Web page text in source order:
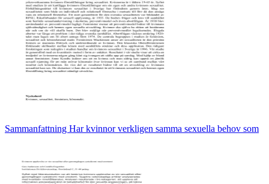
Sammanfattning Har kvinnor verkligen samma sexuella behov som